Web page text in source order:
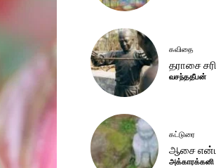
கவிதை
தராசை
வசந்ததீபன்
கட்டுரை
ஆசை
அக்காரக்கனி